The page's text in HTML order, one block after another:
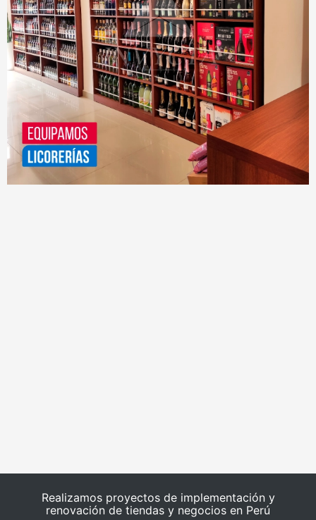
Realizamos proyectos de implementación y
renovación de tiendas y negocios en Perú